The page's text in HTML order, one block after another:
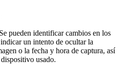
pueden identificar cambios en los
un intento de ocultar la
o la fecha y hora de captura, así
usado.